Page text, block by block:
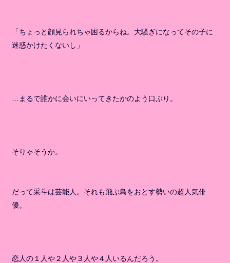
「ちょっと顔見られちゃ困るからね。大騒ぎになってその子に
迷惑かけたくないし」
…まるで誰かに会いにいってきたかのよう口ぶり。
そりゃそうか。
だって采斗は芸能人。それも飛ぶ鳥をおとす勢いの超人気俳
優。
恋人の１人や２人や３人や４人いるんだろう。